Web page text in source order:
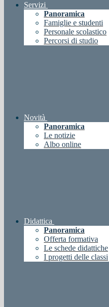
Servizi
Panoramica
Famiglie e studenti
Personale scolastico
Percorsi di studio
Novità
Panoramica
Le notizie
Albo online
Didattica
Panoramica
Offerta formativa
Le schede didattiche
I progetti delle classi